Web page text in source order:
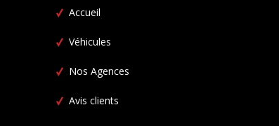
Accueil
Véhicules
Nos Agences
Avis clients